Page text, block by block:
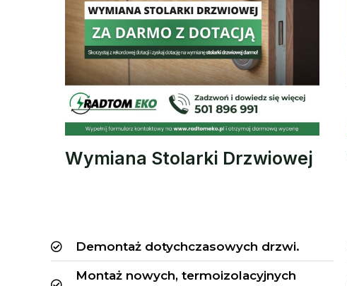
Wymiana Stolarki Drzwiowej
Demontaż dotychczasowych drzwi.
Montaż nowych, termoizolacyjnych